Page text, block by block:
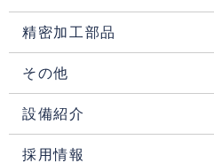
精密加工部品
その他
設備紹介
採用情報